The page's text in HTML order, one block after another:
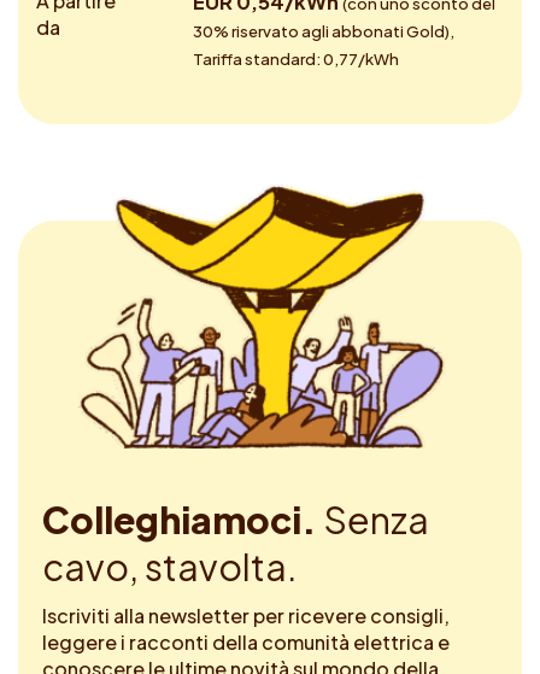
da
30% riservato agli abbonati Gold),
Tariffa standard: 0,77/kWh
Colleghiamoci. Senza
cavo, stavolta.
Iscriviti alla newsletter per ricevere consigli,
leggere i racconti della comunità elettrica e
conoscere le ultime novità sul mondo della